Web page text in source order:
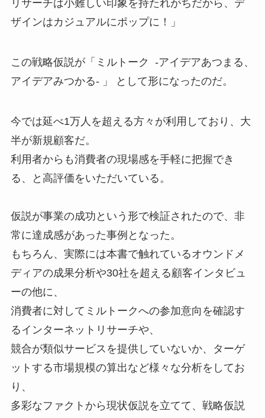
リサーチは小難しい印象を持たれがちだから、デ
ザインはカジュアルにポップに！」
この戦略仮説が「ミルトーク -アイデアあつまる、
アイデアみつかる- 」 として形になったのだ。
今では延べ1万人を超える方々が利用しており、大
半が新規顧客だ。
利用者からも消費者の現場感を手軽に把握でき
る、と高評価をいただいている。
仮説が事業の成功という形で検証されたので、非
常に達成感があった事例となった。
もちろん、実際には本書で触れているオウンドメ
ディアの成果分析や30社を超える顧客インタビュ
ーの他に、
消費者に対してミルトークへの参加意向を確認す
るインターネットリサーチや、
競合が類似サービスを提供していないか、ターゲ
ットする市場規模の算出など様々な分析をしてお
り、
多彩なファクトから現状仮説を立てて、戦略仮説